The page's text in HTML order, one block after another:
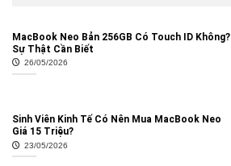
MacBook Neo Bản 256GB Có Touch ID Không?
Sự Thật Cần Biết
26/05/2026
Sinh Viên Kinh Tế Có Nên Mua MacBook Neo
Giá 15 Triệu?
23/05/2026